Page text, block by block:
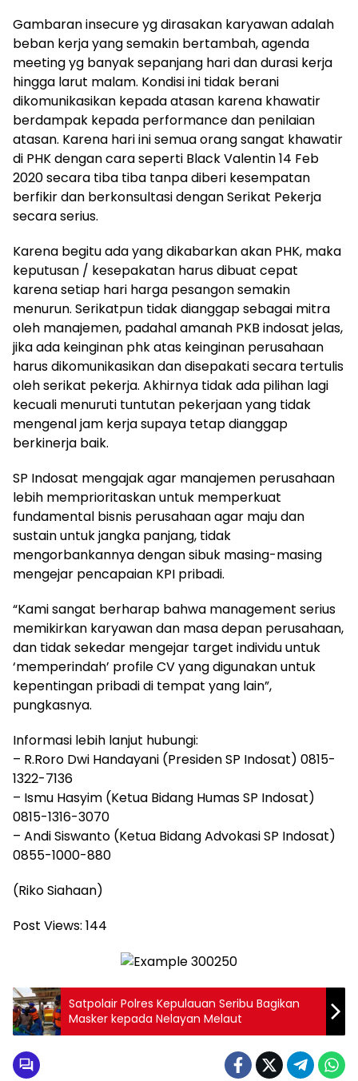
Gambaran insecure yg dirasakan karyawan adalah
beban kerja yang semakin bertambah, agenda
meeting yg banyak sepanjang hari dan durasi kerja
hingga larut malam. Kondisi ini tidak berani
dikomunikasikan kepada atasan karena khawatir
berdampak kepada performance dan penilaian
atasan. Karena hari ini semua orang sangat khawatir
di PHK dengan cara seperti Black Valentin 14 Feb
2020 secara tiba tiba tanpa diberi kesempatan
berfikir dan berkonsultasi dengan Serikat Pekerja
secara serius.
Karena begitu ada yang dikabarkan akan PHK, maka
keputusan / kesepakatan harus dibuat cepat
karena setiap hari harga pesangon semakin
menurun. Serikatpun tidak dianggap sebagai mitra
oleh manajemen, padahal amanah PKB indosat jelas,
jika ada keinginan phk atas keinginan perusahaan
harus dikomunikasikan dan disepakati secara tertulis
oleh serikat pekerja. Akhirnya tidak ada pilihan lagi
kecuali menuruti tuntutan pekerjaan yang tidak
mengenal jam kerja supaya tetap dianggap
berkinerja baik.
SP Indosat mengajak agar manajemen perusahaan
lebih memprioritaskan untuk memperkuat
fundamental bisnis perusahaan agar maju dan
sustain untuk jangka panjang, tidak
mengorbankannya dengan sibuk masing-masing
mengejar pencapaian KPI pribadi.
“Kami sangat berharap bahwa management serius
memikirkan karyawan dan masa depan perusahaan,
dan tidak sekedar mengejar target individu untuk
‘memperindah’ profile CV yang digunakan untuk
kepentingan pribadi di tempat yang lain”,
pungkasnya.
Informasi lebih lanjut hubungi:
– R.Roro Dwi Handayani (Presiden SP Indosat) 0815-
1322-7136
– Ismu Hasyim (Ketua Bidang Humas SP Indosat)
0815-1316-3070
– Andi Siswanto (Ketua Bidang Advokasi SP Indosat)
0855-1000-880
(Riko Siahaan)
Post Views: 144
Satpolair Polres Kepulauan Seribu Bagikan
Masker kepada Nelayan Melaut